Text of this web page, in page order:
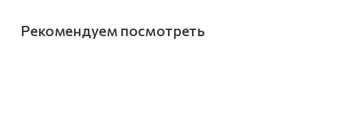
Рекомендуем посмотреть